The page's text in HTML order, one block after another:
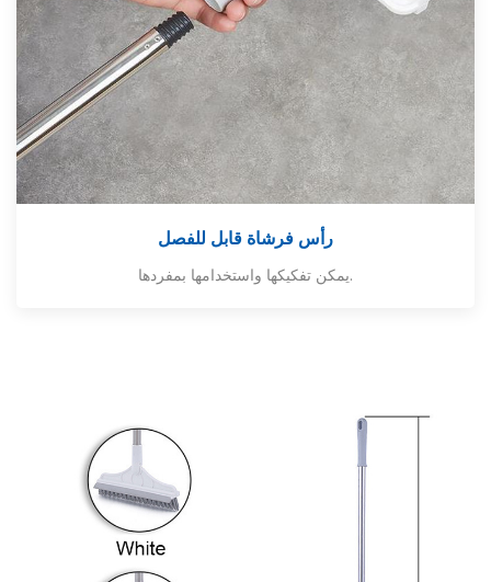
رأس فرشاة قابل للفصل
يمكن تفكيكها واستخدامها بمفردها.